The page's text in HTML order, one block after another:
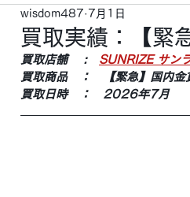
買取実績：【緊
wisdom487 7月1日
買取店舗 　: SUNRIZE サン
買取商品　：　【緊急】国内
買取日時　：　2026年7月